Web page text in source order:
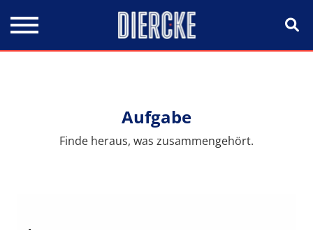
Aufgabe
Finde heraus, was zusammengehört.